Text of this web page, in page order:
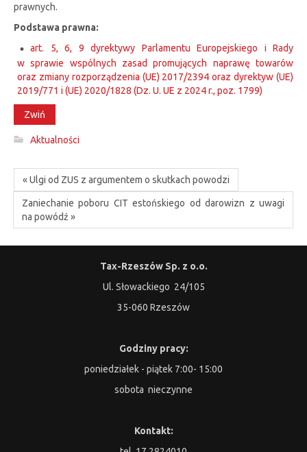
prawnych.
Podstawa prawna:
art. 5, 6, 9 dyrektywy Parlamentu Europejskiego i Rady
w sprawie wspólnych zasad promujących naprawę towarów
oraz zmiany rozporządzenia (UE) 2017/2394 oraz dyrektyw (UE)
2019/771 i (UE) 2020/1828 (Dz. U. UE z 2024 r., poz. 1799)
Zwiń
Aktualności
« Ulgi od ZUS z argumentem o skutkach powodzi
Zaniechanie poboru CIT estońskiego od darowizn z uwagi
na powódź »
Tax-Rzeszów Sp. z o.o.
Ul. Słowackiego 24/105
35-060 Rzeszów
Godziny pracy:
poniedziałek - piątek 7:00- 15:00
sobota nieczynne
Kontakt: